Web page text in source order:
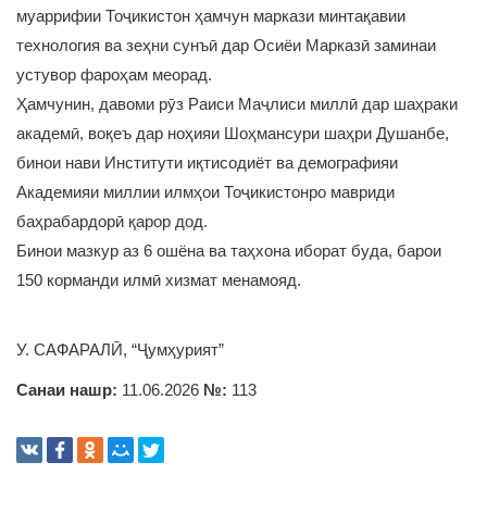
муаррифии Тоҷикистон ҳамчун маркази минтақавии
технология ва зеҳни сунъӣ дар Осиёи Марказӣ заминаи
устувор фароҳам меорад.
Ҳамчунин, давоми рӯз Раиси Маҷлиси миллӣ дар шаҳраки
академӣ, воқеъ дар ноҳияи Шоҳмансури шаҳри Душанбе,
бинои нави Институти иқтисодиёт ва демографияи
Академияи миллии илмҳои Тоҷикистонро мавриди
баҳрабардорӣ қарор дод.
Бинои мазкур аз 6 ошёна ва таҳхона иборат буда, барои
150 корманди илмӣ хизмат менамояд.
У. САФАРАЛӢ, “Ҷумҳурият”
Санаи нашр: 11.06.2026 №: 113